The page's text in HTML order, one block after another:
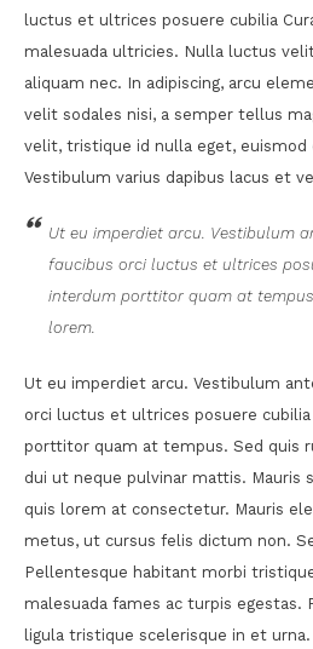
luctus et ultrices posuere cubilia
malesuada ultricies. Nulla luctus
aliquam nec. In adipiscing, arcu
velit sodales nisi, a semper tellus
velit, tristique id nulla eget, euismod
Vestibulum varius dapibus lacus et
Ut eu imperdiet arcu. Vestibulum
faucibus orci luctus et ultrices
interdum porttitor quam at
lorem.
Ut eu imperdiet arcu. Vestibulum
orci luctus et ultrices posuere
porttitor quam at tempus. Sed quis
dui ut neque pulvinar mattis. Mauris
quis lorem at consectetur. Mauris
metus, ut cursus felis dictum non.
Pellentesque habitant morbi
malesuada fames ac turpis egestas.
ligula tristique scelerisque in et urna.